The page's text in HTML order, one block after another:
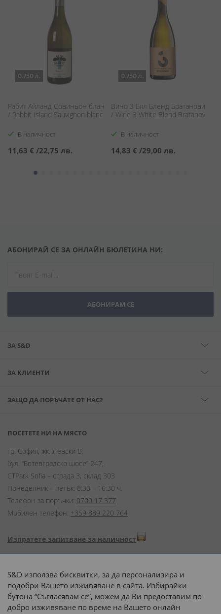
0.750 л.
Рабит Айланд Совиньон блан
/ Rabbit Island Sauvignon blanc
В наличност
11,63 € /22,75 лв.
0.750 л.
Вино 3 Бял Бленд Братанови
/ Wine 3 White Blend Bratanov
В наличност
14,83 € /29,00 лв.
АБОНИРАЙ СЕ ЗА ОНЛАЙН БЮЛЕТИНА НИ:
АБОНИРАМ СЕ
ЗА S&D
ЗА КЛИЕНТИ
ЗАЩО ДА ПОРЪЧАТЕ ОТ НАС?
ПОСЕТЕТЕ НИ НА МЯСТО
гр. София, жк. Левски В,
бул. “Ботевградско шосе” 247,
CTPark Sofia – сграда 3, склад 303
Понеделник – петък: 8:30 – 16:30 ч.
Телефон за поръчки: 0700 17 377
Мобилен телефон: +359 889 220 764
Изпратете запитване за наличност
Начини на плащане:
S&D използва бисквитки, за да персонализира и
подобри Вашето изживяване в сайта. Избирайки
бутона “Съгласявам се”, можем да Ви предоставим по-
добро изживяване по време на Вашето онлайн